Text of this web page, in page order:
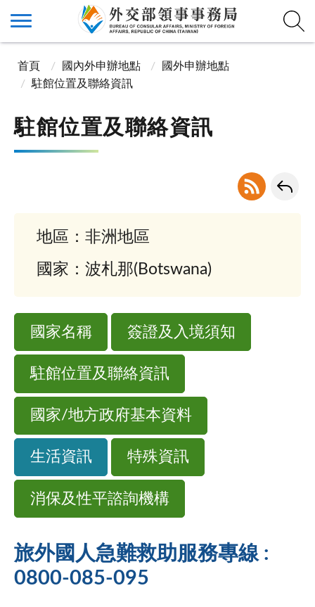
首頁 國內外申辦地點
國外申辦地點
駐館位置及聯絡資訊
駐館位置及聯絡資訊
地區：非洲地區
國家：波札那(Botswana)
國家名稱 簽證及入境須知
駐館位置及聯絡資訊
國家/地方政府基本資料
生活資訊 特殊資訊
消保及性平諮詢機構
旅外國人急難救助服務專線 :
0800-085-095